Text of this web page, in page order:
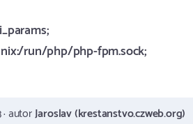
run/php/php-fpm.sock;
· autorJaroslav (krestanstvo.czweb.org)